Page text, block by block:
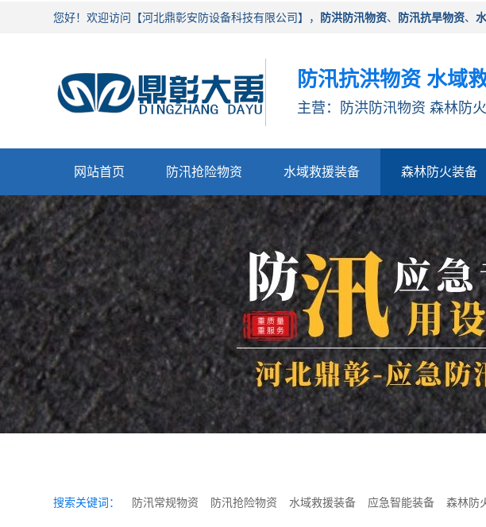
您好！欢迎访问【河北鼎彰安防设备科技有限公司】， 防洪防汛物资、 防汛抗旱物资、
防汛抗洪物资 水域
主营：防洪防汛物资 森林防
网站首页 防汛抢险物资 水域救援装备 森林防火装备
搜索关键词： 防汛常规物资 防汛抢险物资 水域救援装备 应急智能装备 森林防